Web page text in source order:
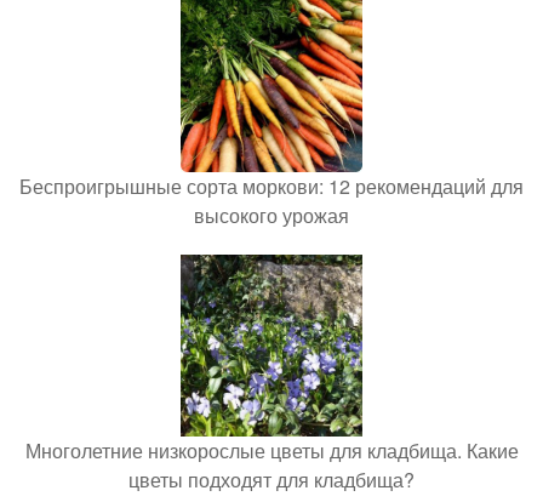
Беспроигрышные сорта моркови: 12 рекомендаций для
высокого урожая
Многолетние низкорослые цветы для кладбища. Какие
цветы подходят для кладбища?